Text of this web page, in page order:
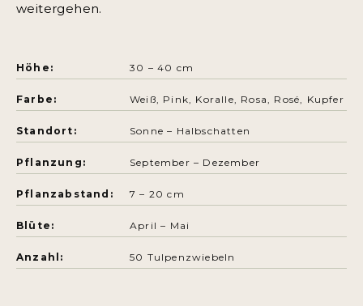
weitergehen.
Höhe: 30 – 40 cm
Farbe: Weiß, Pink, Koralle, Rosa, Rosé, Kupfer
Standort: Sonne – Halbschatten
Pflanzung: September – Dezember
Pflanzabstand: 7 – 20 cm
Blüte: April – Mai
Anzahl: 50 Tulpenzwiebeln